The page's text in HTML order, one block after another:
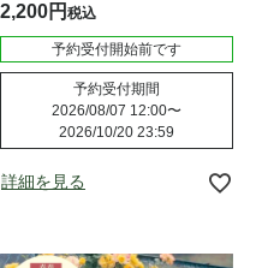
2,200 税込
予約受付開始前です
予約受付期間
2026/08/07 12:00〜
2026/10/20 23:59
詳細を見る